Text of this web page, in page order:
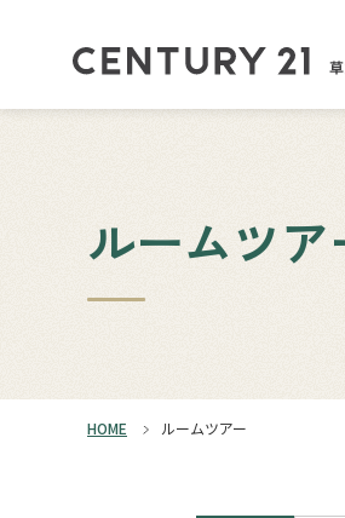
ルームツア
HOME ルームツアー